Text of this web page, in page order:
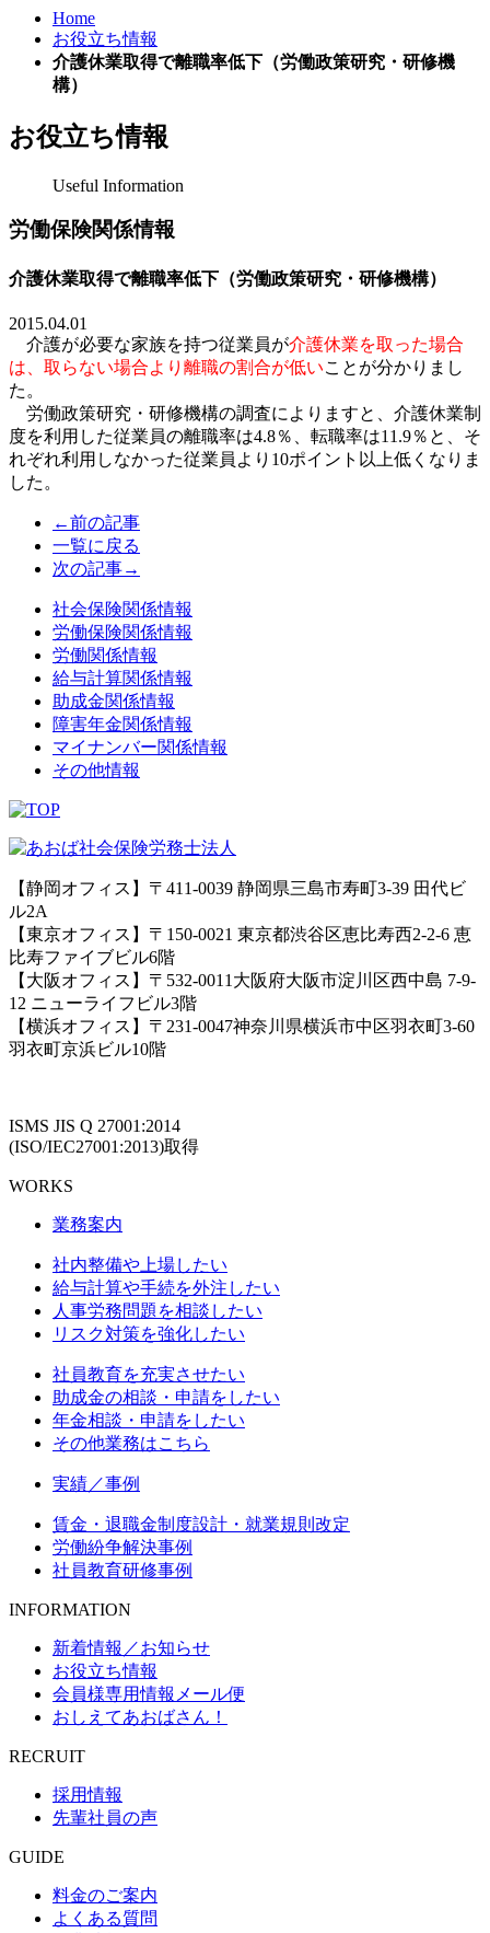
Home
お役立ち情報
介護休業取得で離職率低下（労働政策研究・研修機
構）
お役立ち情報
Useful Information
労働保険関係情報
介護休業取得で離職率低下（労働政策研究・研修機構）
2015.04.01
介護が必要な家族を持つ従業員が介護休業を取った場合
は、取らない場合より離職の割合が低いことが分かりまし
た 。
労働政策研究・研修機構の調査によりますと、介護休業制
度を利用した従業員の離職率は4.8％、転職率は11.9％と、そ
れぞれ利用しなかった従業員より 10ポイント以上低くなりま
した。
←前の記事
一覧に戻る
次の記事→
社会保険関係情報
労働保険関係情報
労働関係情報
給与計算関係情報
助成金関係情報
障害年金関係情報
マイナンバー関係情報
その他情報
【静岡オフィス】〒411-0039 静岡県三島市寿町3-39 田代ビ
ル2A
【東京オフィス】〒150-0021 東京都渋谷区恵比寿西2-2-6 恵
比寿ファイブビル6階
【大阪オフィス】〒532-0011大阪府大阪市淀川区西中島 7-9-
12 ニューライフビル3階
【横浜オフィス】〒231-0047神奈川県横浜市中区羽衣町3-60
羽衣町京浜ビル10階
ISMS JIS Q 27001:2014
(ISO/IEC27001:2013)取得
WORKS
業務案内
社内整備や上場したい
給与計算や手続を外注したい
人事労務問題を相談したい
リスク対策を強化したい
社員教育を充実させたい
助成金の相談・申請をしたい
年金相談・申請をしたい
その他業務はこちら
実績／事例
賃金・退職金制度設計・就業規則改定
労働紛争解決事例
社員教育研修事例
INFORMATION
新着情報／お知らせ
お役立ち情報
会員様専用情報メール便
おしえてあおばさん！
RECRUIT
採用情報
先輩社員の声
GUIDE
料金のご案内
よくある質問